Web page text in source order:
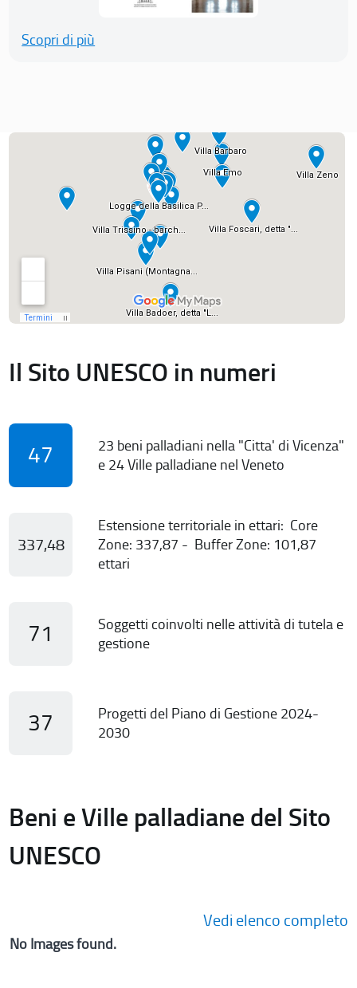
Scopri di più
Il Sito UNESCO in numeri
47
23 beni palladiani nella "Citta' di Vicenza"
e 24 Ville palladiane nel Veneto
337,48
Estensione territoriale in ettari: Core
Zone: 337,87 - Buffer Zone: 101,87
ettari
71
Soggetti coinvolti nelle attività di tutela e
gestione
37
Progetti del Piano di Gestione 2024-
2030
Beni e Ville palladiane del Sito
UNESCO
Vedi elenco completo
No Images found.